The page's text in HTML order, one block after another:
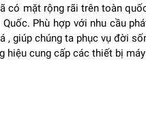
hình dạng đẹp và ít tạp
tính thẩm mỹ khi phục vụ.
nghiệm khách hàng, đặc
có mặt rộng rãi trên toàn
Phù hợp với nhu cầu
, giúp chúng ta phục vụ đời
hiệu cung cấp các thiết bị